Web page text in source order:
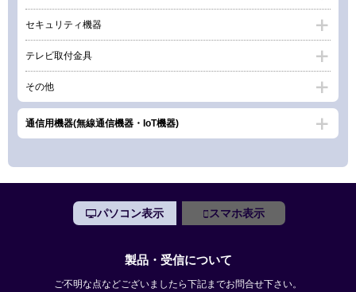
セキュリティ機器
テレビ取付金具
その他
通信用機器(無線通信機器・IoT機器)
パソコン表示 スマホ表示
製品・受信について
ご不明な点などございましたら下記までお問合せ下さい。